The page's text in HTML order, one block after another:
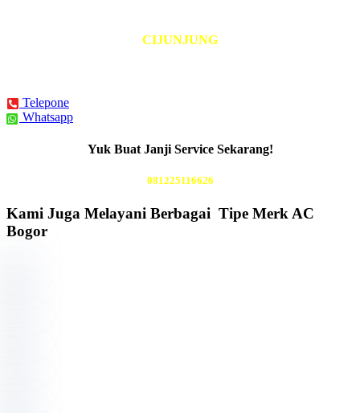
CIJUNJUNG
Telepone
Whatsapp
Yuk Buat Janji Service Sekarang!
081225116626
Kami Juga Melayani Berbagai Tipe Merk AC
Bogor